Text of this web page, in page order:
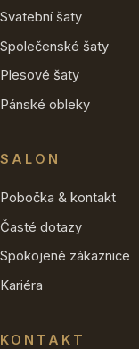
Svatební šaty
Společenské šaty
Plesové šaty
Pánské obleky
SALON
Pobočka & kontakt
Časté dotazy
Spokojené zákaznice
Kariéra
KONTAKT